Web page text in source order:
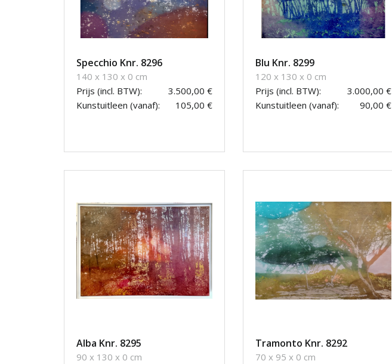
Specchio Knr. 8296
140 x 130 x 0 cm
Prijs (incl. BTW):
3.500,00 €
Kunstuitleen (vanaf):
105,00 €
Blu Knr. 8299
120 x 130 x 0 cm
Prijs (incl. BTW):
3.000,00 €
Kunstuitleen (vanaf):
90,00 €
Alba Knr. 8295
90 x 130 x 0 cm
Tramonto Knr. 8292
70 x 95 x 0 cm